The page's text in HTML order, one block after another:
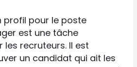
profil pour le poste
est une tâche
recruteurs. Il est
un candidat qui ait les